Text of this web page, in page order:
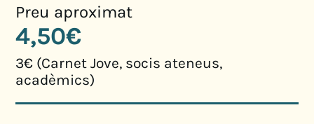
Preu aproximat
4,50€
3€ (Carnet Jove, socis ateneus,
acadèmics)